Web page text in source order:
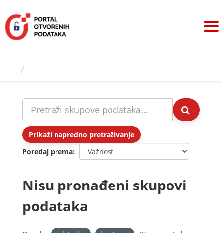
sadržaj
Prikaži napredno pretraživanje
Poredaj prema
Nisu pronađeni skupovi
podataka